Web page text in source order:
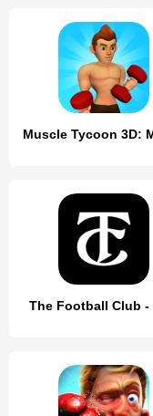
The Football Club -